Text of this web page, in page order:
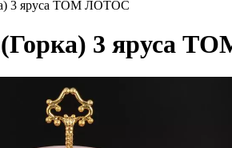
3 яруса ТОМ ЛОТОС
(Горка) 3 яруса